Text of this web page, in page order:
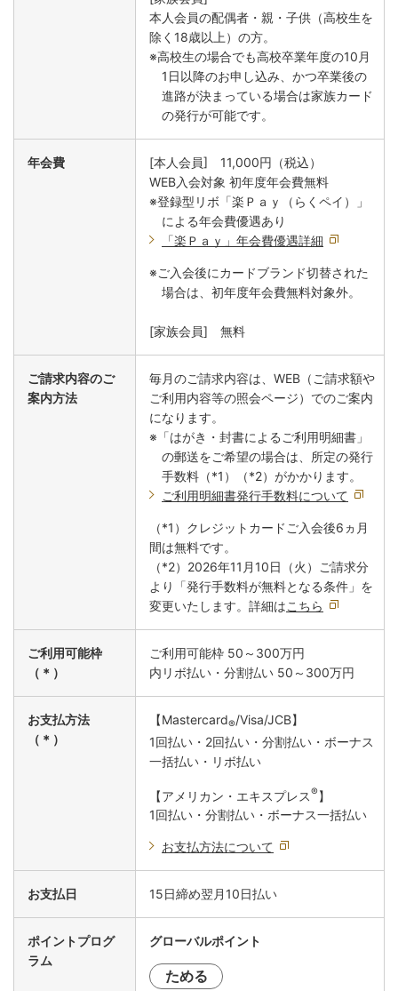
本人会員の配偶者・親・子供（高校生を
除く18歳以上）の方。
※高校生の場合でも高校卒業年度の10月
1日以降のお申し込み、かつ卒業後の
進路が決まっている場合は家族カード
の発行が可能です。
年会費
[本人会員] 11,000円（税込）
WEB入会対象 初年度年会費無料
※登録型リボ「楽Ｐａｙ（らくペイ）」
による年会費優遇あり
「楽Ｐａｙ」年会費優遇詳細
※ご入会後にカードブランド切替された
場合は、初年度年会費無料対象外。
[家族会員] 無料
ご請求内容のご
案内方法
毎月のご請求内容は、WEB（ご請求額や
ご利用内容等の照会ページ）でのご案内
になります。
※「はがき・封書によるご利用明細書」
の郵送をご希望の場合は、所定の発行
手数料（*1）（*2）がかかります。
ご利用明細書発行手数料について
（*1）クレジットカードご入会後6ヵ月
間は無料です。
（*2）2026年11月10日（火）ご請求分
より「発行手数料が無料となる条件」を
変更いたします。詳細はこちら
ご利用可能枠
（＊）
ご利用可能枠 50～300万円
内リボ払い・分割払い 50～300万円
お支払方法
（＊）
【Mastercard®/Visa/JCB】
1回払い・2回払い・分割払い・ボーナス
一括払い・リボ払い
【アメリカン・エキスプレス ®】
1回払い・分割払い・ボーナス一括払い
お支払方法について
お支払日 15日締め翌月10日払い
ポイントプログ
ラム
グローバルポイント
ためる